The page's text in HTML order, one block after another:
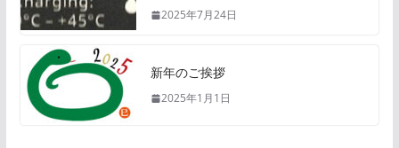
2025年7月24日
新年のご挨拶
2025年1月1日